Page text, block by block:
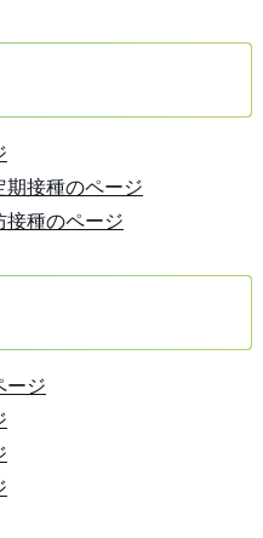
期接種のページ
接種のページ
ージ